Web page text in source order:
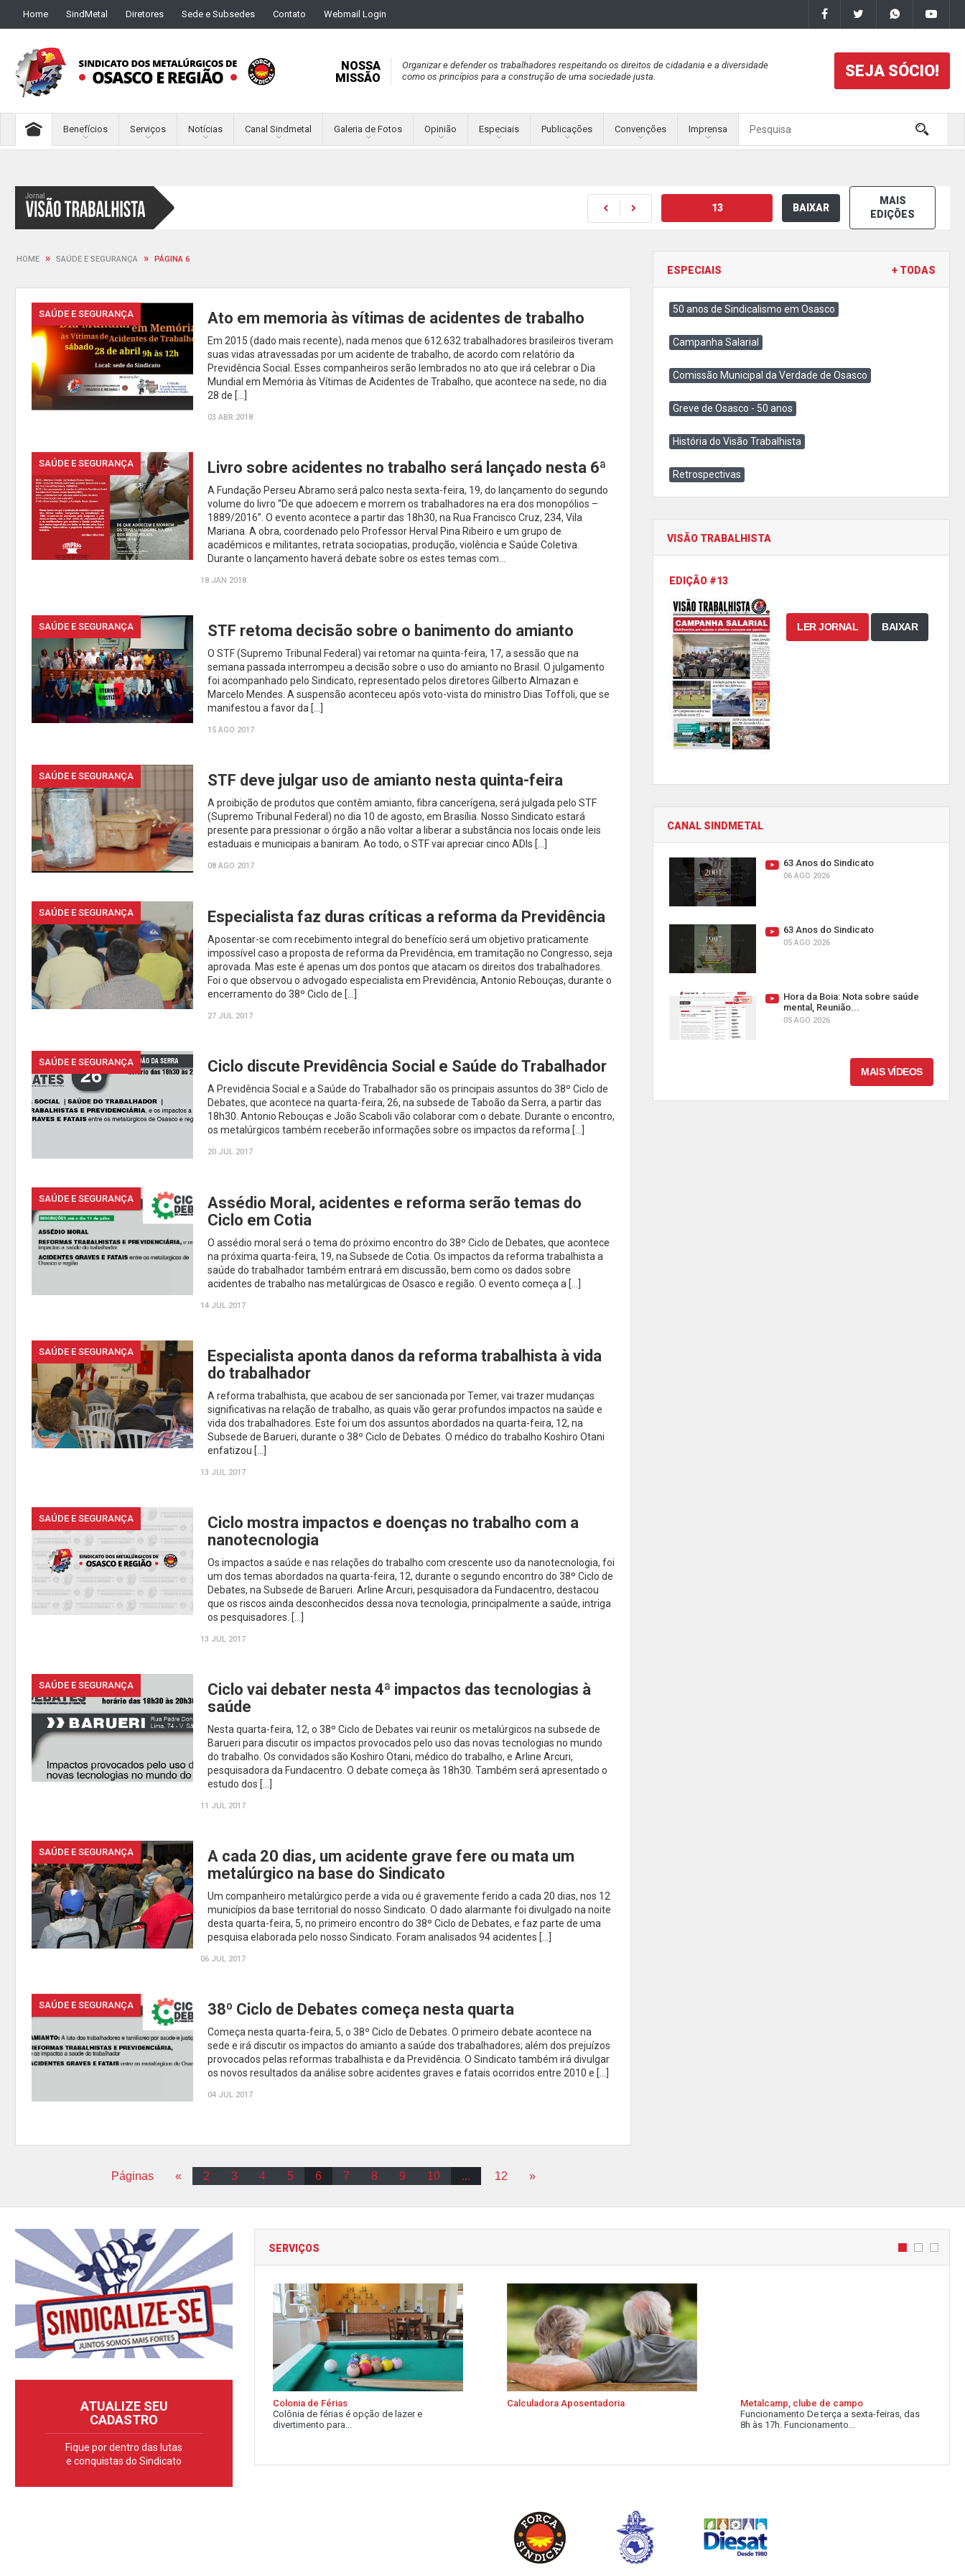
Home SindMetal Diretores Sede e Subsedes Contato Webmail Login
NOSSA
MISSÃO
Organizar e defender os trabalhadores respeitando os direitos de cidadania e a diversidade
como os princípios para a construção de uma sociedade justa.
SEJA SÓCIO!
Benefícios Serviços Notícias Canal Sindmetal Galeria de Fotos Opinião Especiais Publicações Convenções Imprensa
13 BAIXAR
MAIS
EDIÇÕES
HOME » SAÚDE E SEGURANÇA » PÁGINA 6
SAÚDE E SEGURANÇA Ato em memoria às vítimas de acidentes de trabalho
Em 2015 (dado mais recente), nada menos que 612.632 trabalhadores brasileiros tiveram
suas vidas atravessadas por um acidente de trabalho, de acordo com relatório da
Previdência Social. Esses companheiros serão lembrados no ato que irá celebrar o Dia
Mundial em Memória às Vítimas de Acidentes de Trabalho, que acontece na sede, no dia
28 de […]
03 ABR 2018
SAÚDE E SEGURANÇA Livro sobre acidentes no trabalho será lançado nesta 6ª
A Fundação Perseu Abramo será palco nesta sexta-feira, 19, do lançamento do segundo
volume do livro “De que adoecem e morrem os trabalhadores na era dos monopólios –
1889/2016”. O evento acontece a partir das 18h30, na Rua Francisco Cruz, 234, Vila
Mariana. A obra, coordenado pelo Professor Herval Pina Ribeiro e um grupo de
acadêmicos e militantes, retrata sociopatias, produção, violência e Saúde Coletiva.
Durante o lançamento haverá debate sobre os estes temas com…
18 JAN 2018
SAÚDE E SEGURANÇA STF retoma decisão sobre o banimento do amianto
O STF (Supremo Tribunal Federal) vai retomar na quinta-feira, 17, a sessão que na
semana passada interrompeu a decisão sobre o uso do amianto no Brasil. O julgamento
foi acompanhado pelo Sindicato, representado pelos diretores Gilberto Almazan e
Marcelo Mendes. A suspensão aconteceu após voto-vista do ministro Dias Toffoli, que se
manifestou a favor da […]
15 AGO 2017
SAÚDE E SEGURANÇA STF deve julgar uso de amianto nesta quinta-feira
A proibição de produtos que contêm amianto, fibra cancerígena, será julgada pelo STF
(Supremo Tribunal Federal) no dia 10 de agosto, em Brasília. Nosso Sindicato estará
presente para pressionar o órgão a não voltar a liberar a substância nos locais onde leis
estaduais e municipais a baniram. Ao todo, o STF vai apreciar cinco ADIs […]
08 AGO 2017
SAÚDE E SEGURANÇA Especialista faz duras críticas a reforma da Previdência
Aposentar-se com recebimento integral do benefício será um objetivo praticamente
impossível caso a proposta de reforma da Previdência, em tramitação no Congresso, seja
aprovada. Mas este é apenas um dos pontos que atacam os direitos dos trabalhadores.
Foi o que observou o advogado especialista em Previdência, Antonio Rebouças, durante o
encerramento do 38º Ciclo de […]
27 JUL 2017
SAÚDE E SEGURANÇA Ciclo discute Previdência Social e Saúde do Trabalhador
A Previdência Social e a Saúde do Trabalhador são os principais assuntos do 38º Ciclo de
Debates, que acontece na quarta-feira, 26, na subsede de Taboão da Serra, a partir das
18h30. Antonio Rebouças e João Scaboli vão colaborar com o debate. Durante o encontro,
os metalúrgicos também receberão informações sobre os impactos da reforma […]
20 JUL 2017
SAÚDE E SEGURANÇA
Assédio Moral, acidentes e reforma serão temas do
Ciclo em Cotia
O assédio moral será o tema do próximo encontro do 38º Ciclo de Debates, que acontece
na próxima quarta-feira, 19, na Subsede de Cotia. Os impactos da reforma trabalhista a
saúde do trabalhador também entrará em discussão, bem como os dados sobre
acidentes de trabalho nas metalúrgicas de Osasco e região. O evento começa a […]
14 JUL 2017
SAÚDE E SEGURANÇA
Especialista aponta danos da reforma trabalhista à vida
do trabalhador
A reforma trabalhista, que acabou de ser sancionada por Temer, vai trazer mudanças
significativas na relação de trabalho, as quais vão gerar profundos impactos na saúde e
vida dos trabalhadores. Este foi um dos assuntos abordados na quarta-feira, 12, na
Subsede de Barueri, durante o 38º Ciclo de Debates. O médico do trabalho Koshiro Otani
enfatizou […]
13 JUL 2017
SAÚDE E SEGURANÇA
Ciclo mostra impactos e doenças no trabalho com a
nanotecnologia
Os impactos a saúde e nas relações do trabalho com crescente uso da nanotecnologia, foi
um dos temas abordados na quarta-feira, 12, durante o segundo encontro do 38º Ciclo de
Debates, na Subsede de Barueri. Arline Arcuri, pesquisadora da Fundacentro, destacou
que os riscos ainda desconhecidos dessa nova tecnologia, principalmente a saúde, intriga
os pesquisadores. […]
13 JUL 2017
SAÚDE E SEGURANÇA
Ciclo vai debater nesta 4ª impactos das tecnologias à
saúde
Nesta quarta-feira, 12, o 38º Ciclo de Debates vai reunir os metalúrgicos na subsede de
Barueri para discutir os impactos provocados pelo uso das novas tecnologias no mundo
do trabalho. Os convidados são Koshiro Otani, médico do trabalho, e Arline Arcuri,
pesquisadora da Fundacentro. O debate começa às 18h30. Também será apresentado o
estudo dos […]
11 JUL 2017
SAÚDE E SEGURANÇA
A cada 20 dias, um acidente grave fere ou mata um
metalúrgico na base do Sindicato
Um companheiro metalúrgico perde a vida ou é gravemente ferido a cada 20 dias, nos 12
municípios da base territorial do nosso Sindicato. O dado alarmante foi divulgado na noite
desta quarta-feira, 5, no primeiro encontro do 38º Ciclo de Debates, e faz parte de uma
pesquisa elaborada pelo nosso Sindicato. Foram analisados 94 acidentes […]
06 JUL 2017
SAÚDE E SEGURANÇA 38º Ciclo de Debates começa nesta quarta
Começa nesta quarta-feira, 5, o 38º Ciclo de Debates. O primeiro debate acontece na
sede e irá discutir os impactos do amianto a saúde dos trabalhadores; além dos prejuízos
provocados pelas reformas trabalhista e da Previdência. O Sindicato também irá divulgar
os novos resultados da análise sobre acidentes graves e fatais ocorridos entre 2010 e […]
04 JUL 2017
Páginas « 2 3 4 5 6 7 8 9 10 ... 12 »
ESPECIAIS + TODAS
50 anos de Sindicalismo em Osasco
Campanha Salarial
Comissão Municipal da Verdade de Osasco
Greve de Osasco - 50 anos
História do Visão Trabalhista
Retrospectivas
VISÃO TRABALHISTA
EDIÇÃO #13
LER JORNAL BAIXAR
CANAL SINDMETAL
63 Anos do Sindicato
06 AGO 2026
63 Anos do Sindicato
05 AGO 2026
Hora da Boia: Nota sobre saúde
mental, Reunião...
05 AGO 2026
MAIS VÍDEOS
ATUALIZE SEU
CADASTRO
Fique por dentro das lutas
e conquistas do Sindicato
SERVIÇOS
Colonia de Férias
Colônia de férias é opção de lazer e
divertimento para...
Calculadora Aposentadoria
Metalcamp, clube de campo
Funcionamento De terça a sexta-feiras, das
8h às 17h. Funcionamento...